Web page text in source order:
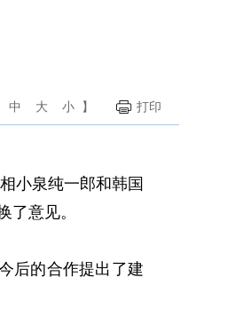
中 大 小 】 打印
小泉纯一郎和韩国
意见。
后的合作提出了建